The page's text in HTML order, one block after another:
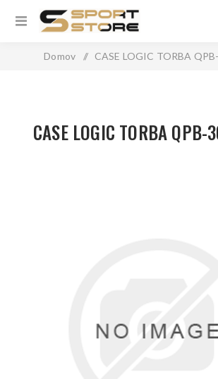
Domov / CASE LOGIC TORBA
CASE LOGIC TORBA QPB-